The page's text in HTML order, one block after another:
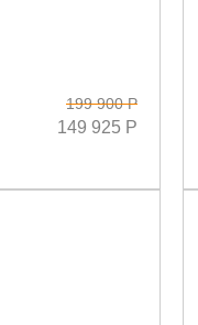
199 900 Р
149 925 Р